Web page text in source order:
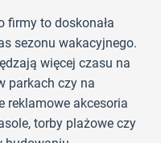
firmy to doskonała
sezonu wakacyjnego.
więcej czasu na
parkach czy na
reklamowe akcesoria
torby plażowe czy